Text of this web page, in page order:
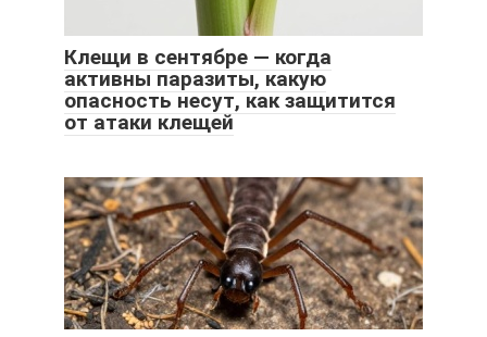
Клещи в сентябре — когда
активны паразиты, какую
опасность несут, как защитится
от атаки клещей